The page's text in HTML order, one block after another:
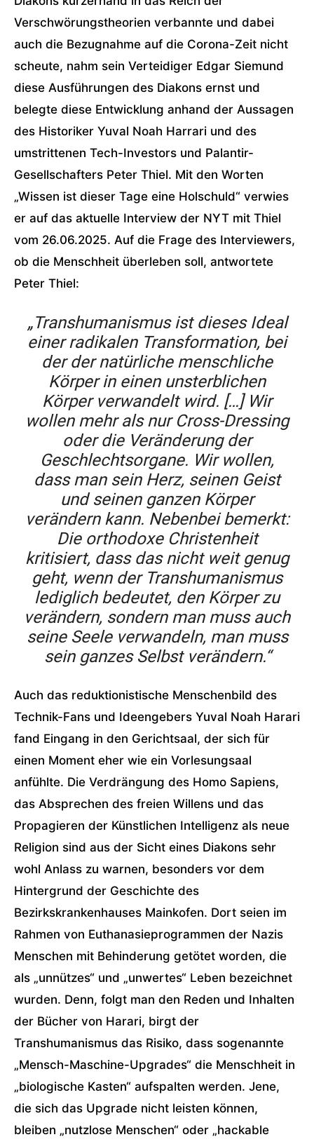
Verschwörungstheorien verbannte und dabei
auch die Bezugnahme auf die Corona-Zeit nicht
scheute, nahm sein Verteidiger Edgar Siemund
diese Ausführungen des Diakons ernst und
belegte diese Entwicklung anhand der Aussagen
des Historiker Yuval Noah Harrari und des
umstrittenen Tech-Investors und Palantir-
Gesellschafters Peter Thiel. Mit den Worten
„Wissen ist dieser Tage eine Holschuld“ verwies
er auf das aktuelle Interview der NYT mit Thiel
vom 26.06.2025. Auf die Frage des Interviewers,
ob die Menschheit überleben soll, antwortete
Peter Thiel:
„Transhumanismus ist dieses Ideal
einer radikalen Transformation, bei
der der natürliche menschliche
Körper in einen unsterblichen
Körper verwandelt wird. […] Wir
wollen mehr als nur Cross-Dressing
oder die Veränderung der
Geschlechtsorgane. Wir wollen,
dass man sein Herz, seinen Geist
und seinen ganzen Körper
verändern kann. Nebenbei bemerkt:
Die orthodoxe Christenheit
kritisiert, dass das nicht weit genug
geht, wenn der Transhumanismus
lediglich bedeutet, den Körper zu
verändern, sondern man muss auch
seine Seele verwandeln, man muss
sein ganzes Selbst verändern.“
Auch das reduktionistische Menschenbild des
Technik-Fans und Ideengebers Yuval Noah Harari
fand Eingang in den Gerichtsaal, der sich für
einen Moment eher wie ein Vorlesungsaal
anfühlte. Die Verdrängung des Homo Sapiens,
das Absprechen des freien Willens und das
Propagieren der Künstlichen Intelligenz als neue
Religion sind aus der Sicht eines Diakons sehr
wohl Anlass zu warnen, besonders vor dem
Hintergrund der Geschichte des
Bezirkskrankenhauses Mainkofen. Dort seien im
Rahmen von Euthanasieprogrammen der Nazis
Menschen mit Behinderung getötet worden, die
als „unnützes“ und „unwertes“ Leben bezeichnet
wurden. Denn, folgt man den Reden und Inhalten
der Bücher von Harari, birgt der
Transhumanismus das Risiko, dass sogenannte
„Mensch-Maschine-Upgrades“ die Menschheit in
„biologische Kasten“ aufspalten werden. Jene,
die sich das Upgrade nicht leisten können,
bleiben „nutzlose Menschen“ oder „hackable